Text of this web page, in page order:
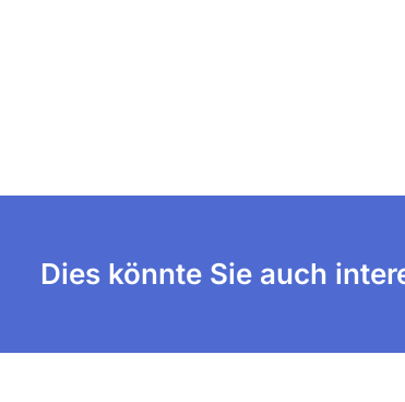
Dies könnte Sie auch